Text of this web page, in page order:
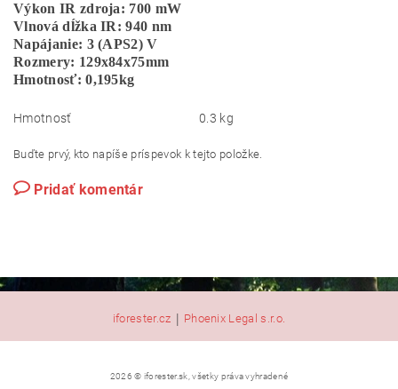
Výkon IR zdroja: 700 mW
Vlnová dĺžka IR: 940 nm
Napájanie: 3 (APS2) V
Rozmery: 129x84x75mm
Hmotnosť: 0,195kg
Hmotnosť 0.3 kg
Buďte prvý, kto napíše príspevok k tejto položke.
Pridať komentár
iforester.cz Phoenix Legal s.r.o.
2026 © iforester.sk, všetky práva vyhradené